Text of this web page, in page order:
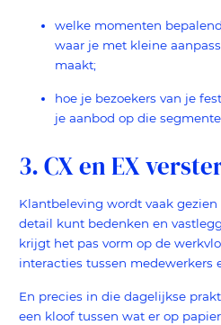
welke momenten
waar je met kleine
maakt;
hoe je bezoekers van je
je aanbod op die
3. CX en EX
Klantbeleving wordt vaak
detail kunt bedenken en
krijgt het pas vorm op de
interacties tussen medewerkers
En precies in die dagelijkse
een kloof tussen wat er op